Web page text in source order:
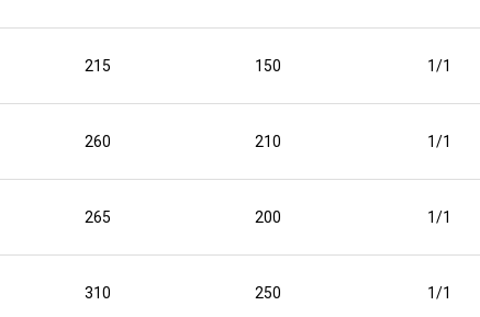
215 150 1/1
260 210 1/1
265 200 1/1
310 250 1/1